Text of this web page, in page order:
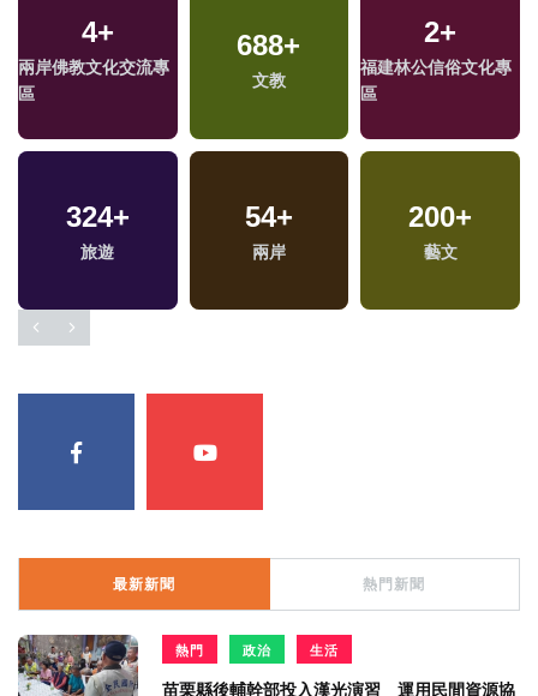
4+
兩岸佛教文化交流專
區
688+
文教
2+
福建林公信俗文化專
區
324+
旅遊
54+
兩岸
200+
藝文
最新新聞 熱門新聞
熱門 政治 生活
苗栗縣後輔幹部投入漢光演習 運用民間資源協